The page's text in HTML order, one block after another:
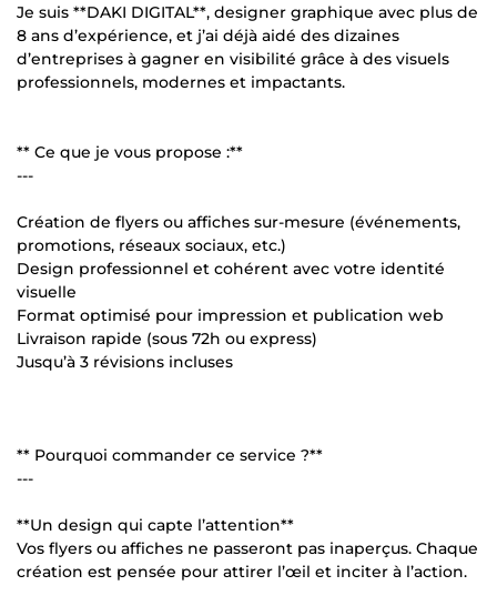
Je suis **DAKI DIGITAL**, designer graphique avec plus de
8 ans d’expérience, et j’ai déjà aidé des dizaines
d’entreprises à gagner en visibilité grâce à des visuels
professionnels, modernes et impactants.
** Ce que je vous propose :**
---
Création de flyers ou affiches sur-mesure (événements,
promotions, réseaux sociaux, etc.)
Design professionnel et cohérent avec votre identité
visuelle
Format optimisé pour impression et publication web
Livraison rapide (sous 72h ou express)
Jusqu’à 3 révisions incluses
** Pourquoi commander ce service ?**
---
**Un design qui capte l’attention**
Vos flyers ou affiches ne passeront pas inaperçus. Chaque
création est pensée pour attirer l’œil et inciter à l’action.